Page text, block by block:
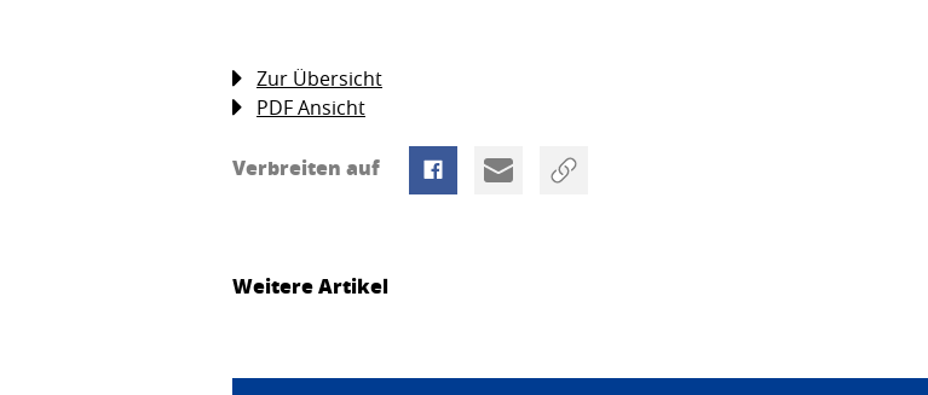
Zur Übersicht
PDF Ansicht
Verbreiten auf
Weitere Artikel